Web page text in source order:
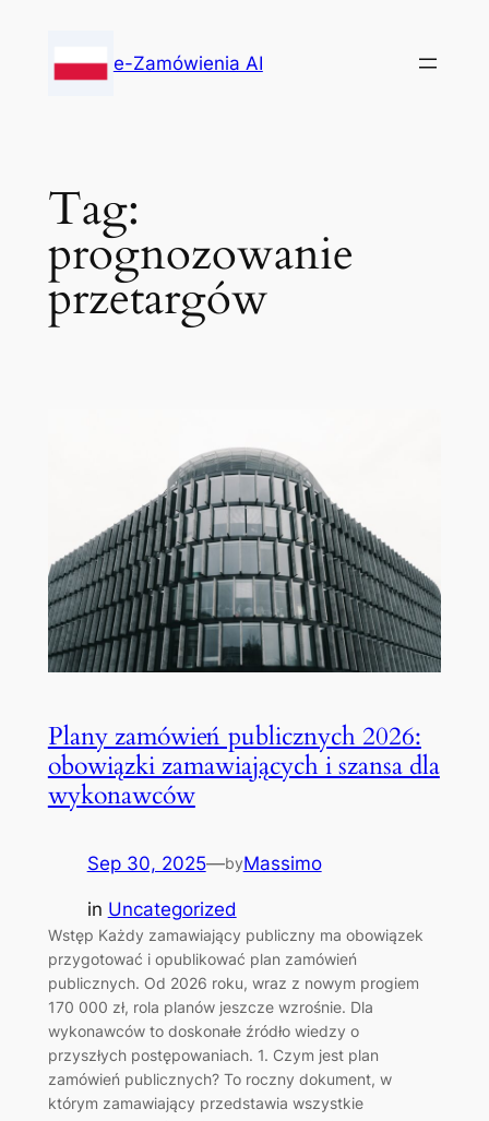
content
e-Zamówienia AI
Tag:
prognozowanie
przetargów
Plany zamówień publicznych 2026:
obowiązki zamawiających i szansa dla
wykonawców
Sep 30, 2025—byMassimo
in Uncategorized
Wstęp Każdy zamawiający publiczny ma obowiązek
przygotować i opublikować plan zamówień
publicznych. Od 2026 roku, wraz z nowym progiem
170 000 zł, rola planów jeszcze wzrośnie. Dla
wykonawców to doskonałe źródło wiedzy o
przyszłych postępowaniach. 1. Czym jest plan
zamówień publicznych? To roczny dokument, w
którym zamawiający przedstawia wszystkie